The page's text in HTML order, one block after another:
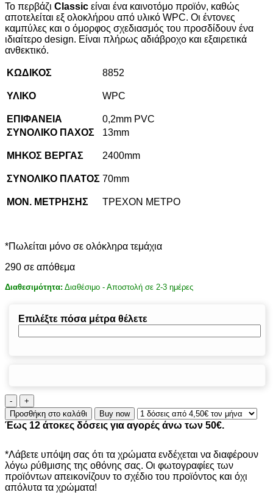
Το περβάζι Classic είναι ένα καινοτόμο προϊόν, καθώς
αποτελείται εξ ολοκλήρου από υλικό WPC. Οι έντονες
καμπύλες και ο όμορφος σχεδιασμός του προσδίδουν ένα
ιδιαίτερο design. Είναι πλήρως αδιάβροχο και εξαιρετικά
ανθεκτικό.
ΚΩΔΙΚΟΣ 8852
ΥΛΙΚΟ WPC
ΕΠΙΦΑΝΕΙΑ
0,2mm PVC
ΣΥΝΟΛΙΚΟ ΠΑΧΟΣ
13mm
ΜΗΚΟΣ ΒΕΡΓΑΣ 2400mm
ΣΥΝΟΛΙΚΟ ΠΛΑΤΟΣ 70mm
ΜΟΝ. ΜΕΤΡΗΣΗΣ ΤΡΕΧΟΝ ΜΕΤΡΟ
*Πωλείται μόνο σε ολόκληρα τεμάχια
290 σε απόθεμα
Διαθεσιμότητα: Διαθέσιμο - Αποστολή σε 2-3 ημέρες
Επιλέξτε πόσα μέτρα θέλετε
ΠΕΡΒΑΖΙ
BIΝΥΛΙΚΟ
BROWN
OAK
CLASSIC
70Χ2400mm
ποσότητα
Προσθήκη στο καλάθι Buy now
Έως 12 άτοκες δόσεις για αγορές άνω των 50€.
*Λάβετε υπόψη σας ότι τα χρώματα ενδέχεται να διαφέρουν
λόγω ρύθμισης της οθόνης σας. Οι φωτογραφίες των
προϊόντων απεικονίζουν το σχέδιο του προϊόντος και όχι
απόλυτα τα χρώματα!